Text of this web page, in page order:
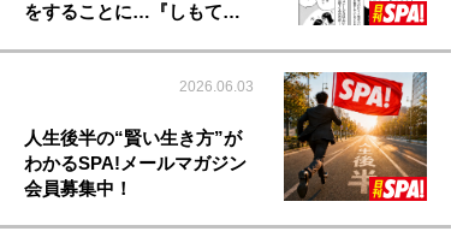
をすることに…『しもて…
2026.06.03
人生後半の“賢い生き方”が
わかるSPA!メールマガジン
会員募集中！